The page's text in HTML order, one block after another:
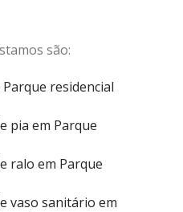
são:
residencial
pia em Parque
ralo em Parque
vaso sanitário em